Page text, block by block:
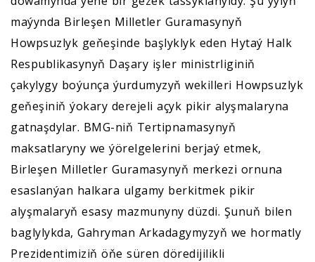
maýynda Birleşen Milletler Guramasynyň
Howpsuzlyk geňeşinde başlyklyk eden Hytaý Halk
Respublikasynyň Daşary işler ministrliginiň
çakylygy boýunça ýurdumyzyň wekilleri Howpsuzlyk
geňeşiniň ýokary derejeli açyk pikir alyşmalaryna
gatnaşdylar. BMG-niň Tertipnamasynyň
maksatlaryny we ýörelgelerini berjaý etmek,
Birleşen Milletler Guramasynyň merkezi ornuna
esaslanýan halkara ulgamy berkitmek pikir
alyşmalaryň esasy mazmunyny düzdi. Şunuň bilen
baglylykda, Gahryman Arkadagymyzyň we hormatly
Prezidentimiziň öňe süren döredijilikli